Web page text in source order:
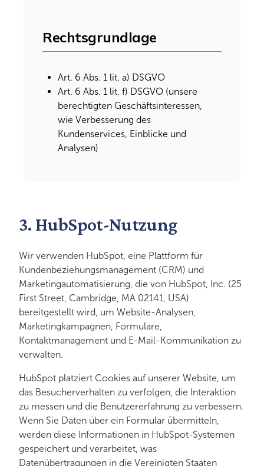
Rechtsgrundlage
Art. 6 Abs. 1 lit. a) DSGVO
Art. 6 Abs. 1 lit. f) DSGVO (unsere
berechtigten Geschäftsinteressen,
wie Verbesserung des
Kundenservices, Einblicke und
Analysen)
3. HubSpot-Nutzung
Wir verwenden HubSpot, eine Plattform für
Kundenbeziehungsmanagement (CRM) und
Marketingautomatisierung, die von HubSpot, Inc. (25
First Street, Cambridge, MA 02141, USA)
bereitgestellt wird, um Website-Analysen,
Marketingkampagnen, Formulare,
Kontaktmanagement und E-Mail-Kommunikation zu
verwalten.
HubSpot platziert Cookies auf unserer Website, um
das Besucherverhalten zu verfolgen, die Interaktion
zu messen und die Benutzererfahrung zu verbessern.
Wenn Sie Daten über ein Formular übermitteln,
werden diese Informationen in HubSpot-Systemen
gespeichert und verarbeitet, was
Datenübertragungen in die Vereinigten Staaten